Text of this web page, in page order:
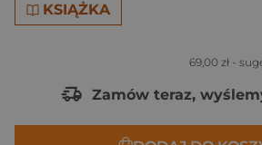
KSIĄŻKA
69,00 zł -
Zamów teraz,